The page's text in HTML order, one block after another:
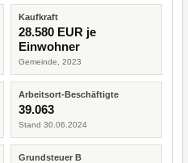
Kaufkraft
28.580 EUR je
Einwohner
Gemeinde, 2023
Arbeitsort-Beschäftigte
39.063
Stand 30.06.2024
Grundsteuer B